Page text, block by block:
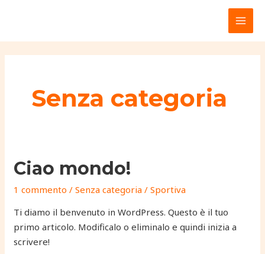
Senza categoria
Ciao mondo!
1 commento /Senza categoria /Sportiva
Ti diamo il benvenuto in WordPress. Questo è il tuo
primo articolo. Modificalo o eliminalo e quindi inizia a
scrivere!
Ciao
mondo!